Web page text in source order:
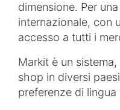
dimensione. Per
internazionale, con
accesso a tutti i
Markit è un
shop in diversi
preferenze di